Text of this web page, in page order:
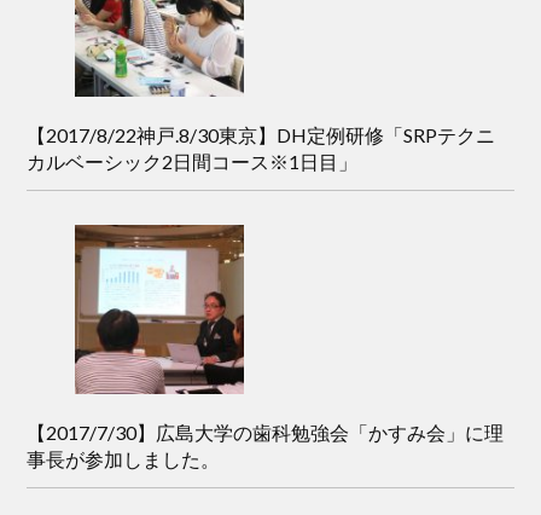
【2017/8/22神戸.8/30東京】DH定例研修「SRPテクニ
カルベーシック2日間コース※1日目」
【2017/7/30】広島大学の歯科勉強会「かすみ会」に理
事長が参加しました。